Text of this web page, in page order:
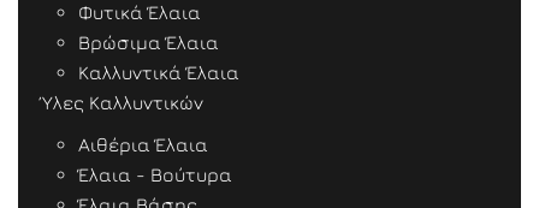
Φυτικά Έλαια
Βρώσιμα Έλαια
Καλλυντικά Έλαια
Ύλες Καλλυντικών
Αιθέρια Έλαια
Έλαια - Βούτυρα